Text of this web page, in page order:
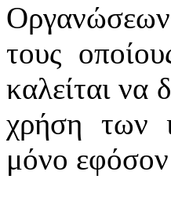
τους
καλείται να
χρήση των
μόνο